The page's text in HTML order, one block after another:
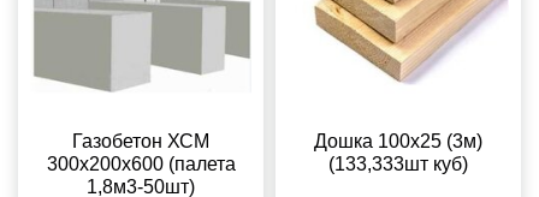
Газобетон ХСМ
300x200x600 (палета
1,8м3-50шт)
Дошка 100х25 (3м)
(133,333шт куб)